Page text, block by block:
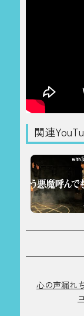
関連
心の声漏れ